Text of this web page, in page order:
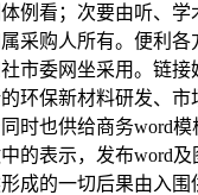
例看；次要由听、学
采购人所有。便利各
市委网坐采用。链接
环保新材料研发、市
时也供给商务word
的表示，发布word
成的一切后果由入围